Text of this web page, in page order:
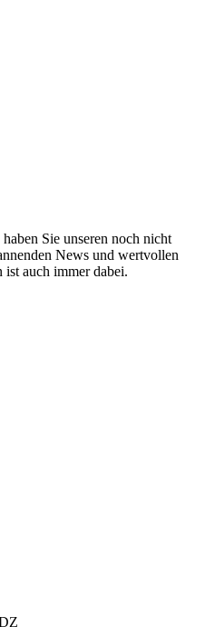
Sie unseren noch nicht
News und wertvollen
auch immer dabei.